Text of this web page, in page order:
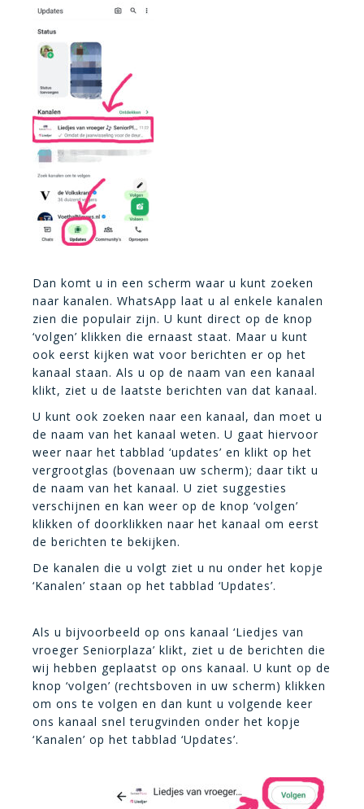
Dan komt u in een scherm waar u kunt zoeken
naar kanalen. WhatsApp laat u al enkele kanalen
zien die populair zijn. U kunt direct op de knop
‘volgen’ klikken die ernaast staat. Maar u kunt
ook eerst kijken wat voor berichten er op het
kanaal staan. Als u op de naam van een kanaal
klikt, ziet u de laatste berichten van dat kanaal.
U kunt ook zoeken naar een kanaal, dan moet u
de naam van het kanaal weten. U gaat hiervoor
weer naar het tabblad ‘updates’ en klikt op het
vergrootglas (bovenaan uw scherm); daar tikt u
de naam van het kanaal. U ziet suggesties
verschijnen en kan weer op de knop ‘volgen’
klikken of doorklikken naar het kanaal om eerst
de berichten te bekijken.
De kanalen die u volgt ziet u nu onder het kopje
‘Kanalen’ staan op het tabblad ‘Updates’.
Als u bijvoorbeeld op ons kanaal ‘Liedjes van
vroeger Seniorplaza’ klikt, ziet u de berichten die
wij hebben geplaatst op ons kanaal. U kunt op de
knop ‘volgen’ (rechtsboven in uw scherm) klikken
om ons te volgen en dan kunt u volgende keer
ons kanaal snel terugvinden onder het kopje
‘Kanalen’ op het tabblad ‘Updates’.